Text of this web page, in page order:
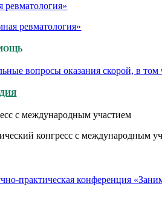
ревматология»
ревматология»
вопросы оказания скорой, в
с международным участием
конгресс с международным
практическая конференция